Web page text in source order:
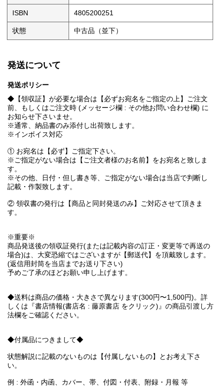
ISBN 4805200251
状態 中古品（並下）
発送について
発送ポリシー
◆【領収証】が必要な場合は【必ずお宛名をご指定の上】ご注文
前、もしくはご注文時 (メッセージ欄 : その他お問い合わせ欄) に
お知らせ下さいませ。
※通常、納品書のみ添付し出荷致します。
※インボイス対応
① お宛名は【必ず】ご指定下さい。
※ご指定がない場合は【ご注文者様のお名前】をお宛名と致しま
す。
※その他、日付・但し書き等、ご指定がない場合は当店で判断し
記載・作製致します。
② 領収書の発行は【商品と同封発送のみ】ご対応させて頂きま
す。
※重要※
商品発送後の領収証発行(または記載内容の訂正・変更等で再送の
場合)は、大変恐縮ではございますが【郵送代】を頂戴致します。
(返信用封筒を当店までお送り下さい)
予めご了承のほどお願い申し上げます。
◆送料は商品の価格・大きさで異なります(300円〜1,500円)。詳
しくは『書店情報(書店名 : 藤原書店 をクリック)』の商品引渡し方
法欄をご確認ください。
◆付属品につきまして◆
状態解説に記載のないものは【付属しないもの】とお考え下さ
い。
例 : 外函・内函、カバー、帯、付図・付表、附録・月報 等